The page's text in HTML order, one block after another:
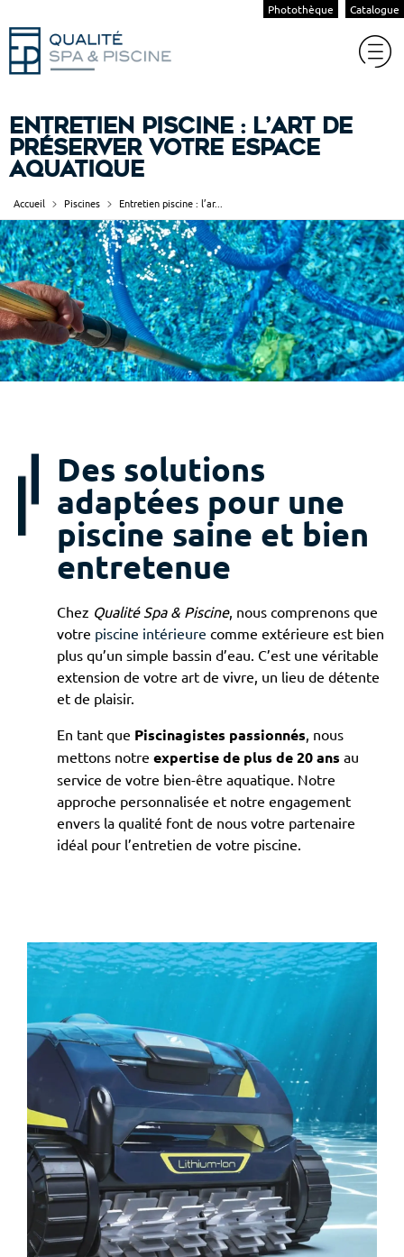
Photothèque Catalogue
Entretien piscine : l’art de
préserver votre espace
aquatique
Accueil Piscines Entretien piscine : l’ar...
Des solutions
adaptées pour une
piscine saine et bien
entretenue
Chez Qualité Spa & Piscine, nous comprenons que
votre piscine intérieure comme extérieure est bien
plus qu’un simple bassin d’eau. C’est une véritable
extension de votre art de vivre, un lieu de détente
et de plaisir.
En tant que Piscinagistes passionnés, nous
mettons notre expertise de plus de 20 ans au
service de votre bien-être aquatique. Notre
approche personnalisée et notre engagement
envers la qualité font de nous votre partenaire
idéal pour l’entretien de votre piscine.